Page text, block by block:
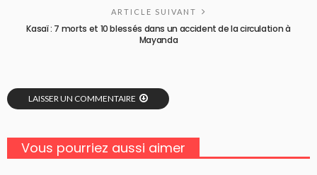
ARTICLE SUIVANT
Kasaï : 7 morts et 10 blessés dans un accident de la circulation à
Mayanda
LAISSER UN COMMENTAIRE
Vous pourriez aussi aimer